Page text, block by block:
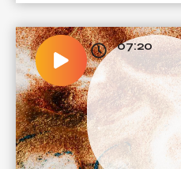
07:20